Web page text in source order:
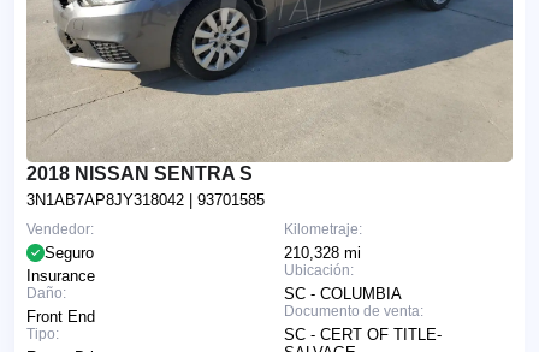
2018 NISSAN SENTRA S
3N1AB7AP8JY318042 | 93701585
Kilometraje:
210,328 mi
Ubicación:
SC - COLUMBIA
Documento de venta:
SC - CERT OF TITLE-
Vendedor:
Seguro
Insurance
Daño:
Front End
Tipo: